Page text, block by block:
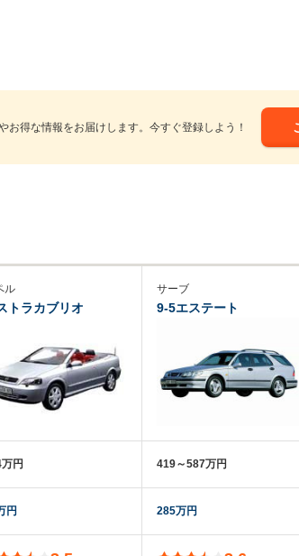
お得な情報をお届けします。今すぐ登録しよう！
ル
トラカブリオ
円
円
サーブ
9-5エステート
419～587万円
285万円